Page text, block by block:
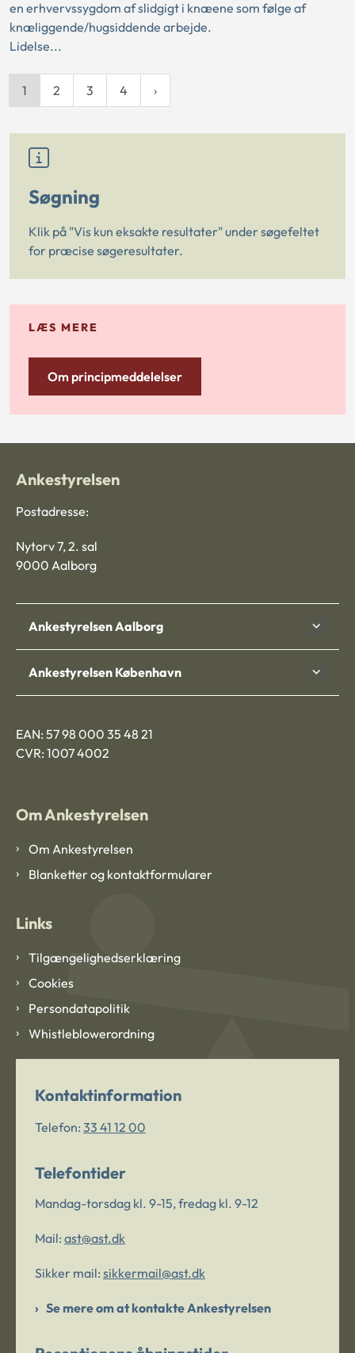
en erhvervssygdom af slidgigt i knæene som følge af
knæliggende/hugsiddende arbejde.
Lidelse...
1 2 3 4
Søgning
Klik på "Vis kun eksakte resultater" under søgefeltet
for præcise søgeresultater.
LÆS MERE
Om principmeddelelser
Ankestyrelsen
Postadresse:
Nytorv 7, 2. sal
9000 Aalborg
Ankestyrelsen Aalborg
Ankestyrelsen København
EAN: 57 98 000 35 48 21
CVR: 1007 4002
Om Ankestyrelsen
Om Ankestyrelsen
Blanketter og kontaktformularer
Links
Tilgængelighedserklæring
Cookies
Persondatapolitik
Whistleblowerordning
Kontaktinformation
Telefon: 33 41 12 00
Telefontider
Mandag-torsdag kl. 9-15, fredag kl. 9-12
Mail: ast@ast.dk
Sikker mail: sikkermail@ast.dk
Se mere om at kontakte Ankestyrelsen